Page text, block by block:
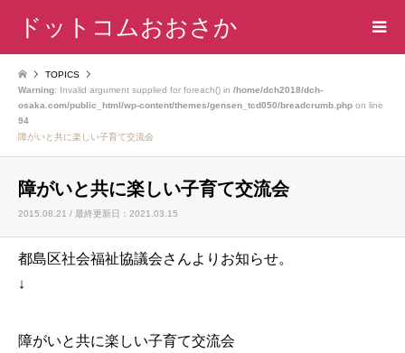
ドットコムおおさか
TOPICS
Warning: Invalid argument supplied for foreach() in /home/dch2018/dch-
osaka.com/public_html/wp-content/themes/gensen_tcd050/breadcrumb.php on line
94
障がいと共に楽しい子育て交流会
障がいと共に楽しい子育て交流会
2015.08.21 / 最終更新日：2021.03.15
都島区社会福祉協議会さんよりお知らせ。
↓
障がいと共に楽しい子育て交流会